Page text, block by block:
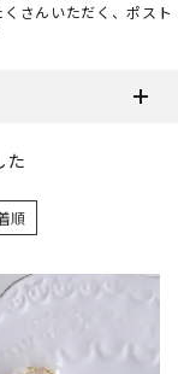
さんいただく、ポスト
た
順